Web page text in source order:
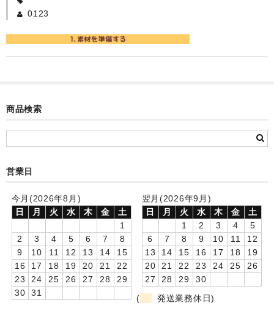
メロディ時計(集合)
音声時計(集合)
メロディ時計(個別)
知育時計
制服メモリー
お絵かきギャラリー
0123
商品検索
営業日
今月(2026年8月)
日
月 火 水 木 金
土
1
2
3 4 5 6 7
8
9
10 11 12 13 14
15
16
17 18 19 20 21
22
23
24 25 26 27 28
29
30
31
翌月(2026年9月)
日
月 火 水 木 金
土
1
2 3 4
5
6
7 8 9 10 11
12
13
14 15 16 17 18
19
20
21 22 23 24 25
26
27
28 29
30
(
発送業務休日)